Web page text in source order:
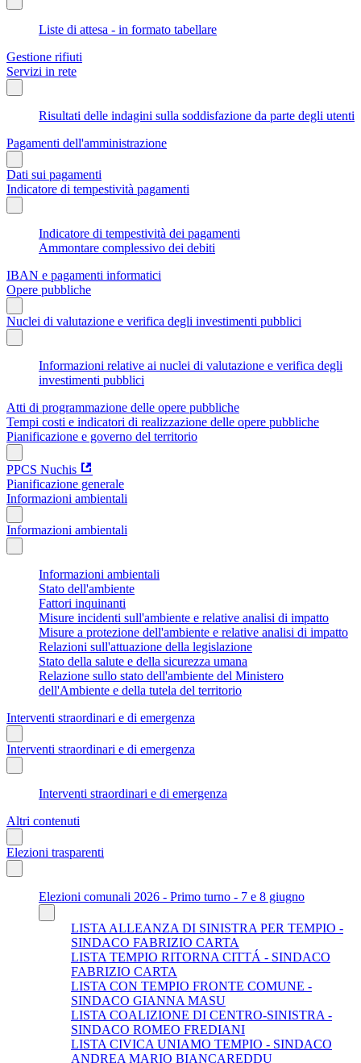
Liste di attesa - in formato tabellare
Gestione rifiuti
Servizi in rete
Risultati delle indagini sulla soddisfazione da parte degli utenti
Pagamenti dell'amministrazione
Dati sui pagamenti
Indicatore di tempestività pagamenti
Indicatore di tempestività dei pagamenti
Ammontare complessivo dei debiti
IBAN e pagamenti informatici
Opere pubbliche
Nuclei di valutazione e verifica degli investimenti pubblici
Informazioni relative ai nuclei di valutazione e verifica degli
investimenti pubblici
Atti di programmazione delle opere pubbliche
Tempi costi e indicatori di realizzazione delle opere pubbliche
Pianificazione e governo del territorio
PPCS Nuchis
Pianificazione generale
Informazioni ambientali
Informazioni ambientali
Informazioni ambientali
Stato dell'ambiente
Fattori inquinanti
Misure incidenti sull'ambiente e relative analisi di impatto
Misure a protezione dell'ambiente e relative analisi di impatto
Relazioni sull'attuazione della legislazione
Stato della salute e della sicurezza umana
Relazione sullo stato dell'ambiente del Ministero
dell'Ambiente e della tutela del territorio
Interventi straordinari e di emergenza
Interventi straordinari e di emergenza
Interventi straordinari e di emergenza
Altri contenuti
Elezioni trasparenti
Elezioni comunali 2026 - Primo turno - 7 e 8 giugno
LISTA ALLEANZA DI SINISTRA PER TEMPIO -
SINDACO FABRIZIO CARTA
LISTA TEMPIO RITORNA CITTÁ - SINDACO
FABRIZIO CARTA
LISTA CON TEMPIO FRONTE COMUNE -
SINDACO GIANNA MASU
LISTA COALIZIONE DI CENTRO-SINISTRA -
SINDACO ROMEO FREDIANI
LISTA CIVICA UNIAMO TEMPIO - SINDACO
ANDREA MARIO BIANCAREDDU